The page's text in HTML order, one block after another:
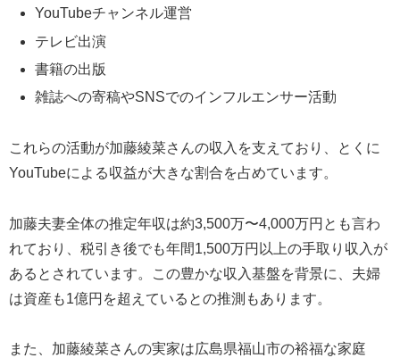
YouTubeチャンネル運営
テレビ出演
書籍の出版
雑誌への寄稿やSNSでのインフルエンサー活動
これらの活動が加藤綾菜さんの収入を支えており、とくに
YouTubeによる収益が大きな割合を占めています。
加藤夫妻全体の推定年収は約3,500万〜4,000万円とも言わ
れており、税引き後でも年間1,500万円以上の手取り収入が
あるとされています。この豊かな収入基盤を背景に、夫婦
は資産も1億円を超えているとの推測もあります。
また、加藤綾菜さんの実家は広島県福山市の裕福な家庭